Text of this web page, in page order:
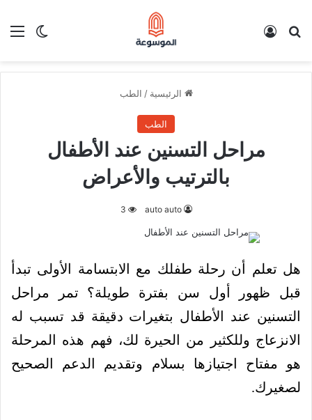
الوضع بحث عن
الرئيسية / الطب
الطب
مراحل التسنين عند الأطفال
بالترتيب والأعراض
auto auto
3
هل تعلم أن رحلة طفلك مع الابتسامة الأولى تبدأ
قبل ظهور أول سن بفترة طويلة؟ تمر مراحل
التسنين عند الأطفال بتغيرات دقيقة قد تسبب له
الانزعاج وللكثير من الحيرة لك، فهم هذه المرحلة
هو مفتاح اجتيازها بسلام وتقديم الدعم الصحيح
لصغيرك.